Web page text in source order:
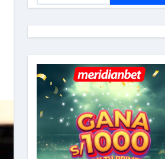
r
: